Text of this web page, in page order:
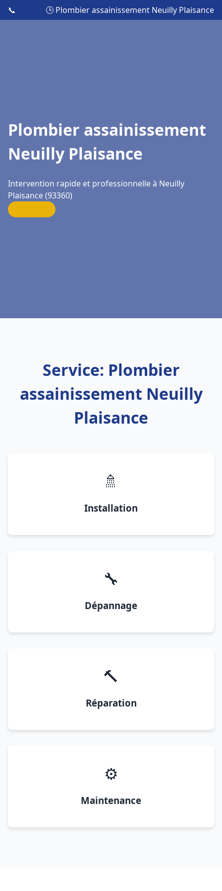
📞 🕒 Plombier assainissement Neuilly Plaisance
Plombier assainissement
Neuilly Plaisance
Intervention rapide et professionnelle à Neuilly
Plaisance (93360)
Service: Plombier
assainissement Neuilly
Plaisance
🚿
Installation
🔧
Dépannage
🔨
Réparation
⚙️
Maintenance